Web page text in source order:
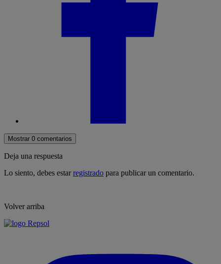
Mostrar 0 comentarios
Deja una respuesta
Lo siento, debes estarregistrado para publicar un comentario.
Volver arriba